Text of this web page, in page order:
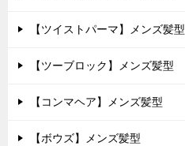
【ツイストパーマ】メンズ髪型
【ツーブロック】メンズ髪型
【コンマヘア】メンズ髪型
【ボウズ】メンズ髪型